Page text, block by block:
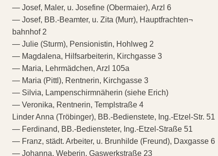
— Josef, Maler, u. Josefine (Obermaier), Arzl 6
— Josef, BB.-Beamter, u. Zita (Murr), Hauptfrachten¬
bahnhof 2
— Julie (Sturm), Pensionistin, Hohlweg 2
— Magdalena, Hilfsarbeiterin, Kirchgasse 3
— Maria, Lehrmädchen, Arzl 105a
— Maria (Pittl), Rentnerin, Kirchgasse 3
— Silvia, Lampenschirmnäherin (siehe Erich)
— Veronika, Rentnerin, Templstraße 4
Linder Anna (Tröbinger), BB.-Bedienstete, Ing.-Etzel-Str. 51
— Ferdinand, BB.-Bediensteter, Ing.-Etzel-Straße 51
— Franz, städt. Arbeiter, u. Brunhilde (Freund), Daxgasse 6
— Johanna, Weberin, Gaswerkstraße 23